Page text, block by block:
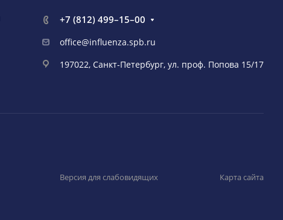
+7 (812) 499–15–00
office@influenza.spb.ru
197022, Санкт-Петербург, ул. проф. Попова 15/17
Версия для слабовидящих Карта сайта